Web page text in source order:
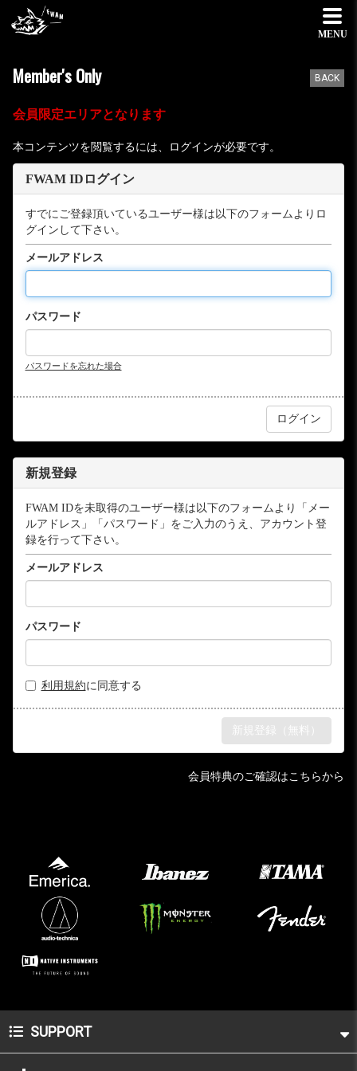
MENU
Member's Only BACK
会員限定エリアとなります
本コンテンツを閲覧するには、ログインが必要です。
FWAM IDログイン
すでにご登録頂いているユーザー様は以下のフォームよりロ
グインして下さい。
メールアドレス
パスワード
パスワードを忘れた場合
新規登録
FWAM IDを未取得のユーザー様は以下のフォームより「メー
ルアドレス」「パスワード」をご入力のうえ、アカウント登
録を行って下さい。
メールアドレス
パスワード
利用規約に同意する
会員特典のご確認はこちらから
SUPPORT